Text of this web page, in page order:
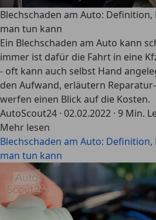
Blechschaden am Auto: Definition,
man tun kann
Ein Blechschaden am Auto kann
immer ist dafür die Fahrt in eine
- oft kann auch selbst Hand
den Aufwand, erläutern
werfen einen Blick auf die Kosten.
AutoScout24 · 02.02.2022 · 9 Min.
Mehr lesen
Blechschaden am Auto: Definition,
man tun kann